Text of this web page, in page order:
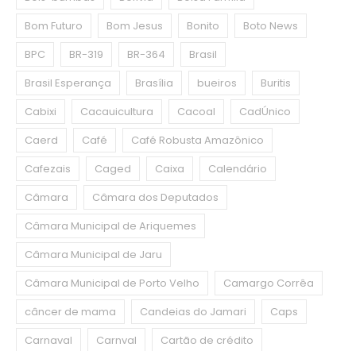
Bom Futuro
Bom Jesus Bonito
Boto News
BPC
BR-319 BR-364
Brasil
Brasil Esperança
Brasília bueiros
Buritis
Cabixi
Cacauicultura Cacoal
CadÚnico
Caerd
Café
Café Robusta Amazônico
Cafezais
Caged Caixa
Calendário
Câmara
Câmara dos Deputados
Câmara Municipal de Ariquemes
Câmara Municipal de Jaru
Câmara Municipal de Porto Velho
Camargo Corrêa
câncer de mama
Candeias do Jamari
Caps
Carnaval
Carnval
Cartão de crédito